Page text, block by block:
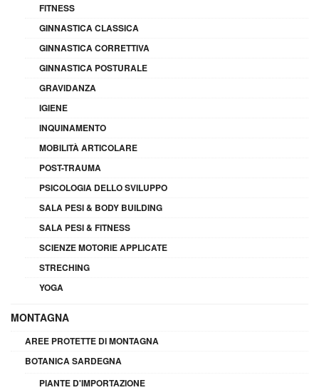
FITNESS
GINNASTICA CLASSICA
GINNASTICA CORRETTIVA
GINNASTICA POSTURALE
GRAVIDANZA
IGIENE
INQUINAMENTO
MOBILITÀ ARTICOLARE
POST-TRAUMA
PSICOLOGIA DELLO SVILUPPO
SALA PESI & BODY BUILDING
SALA PESI & FITNESS
SCIENZE MOTORIE APPLICATE
STRECHING
YOGA
MONTAGNA
AREE PROTETTE DI MONTAGNA
BOTANICA SARDEGNA
PIANTE D'IMPORTAZIONE